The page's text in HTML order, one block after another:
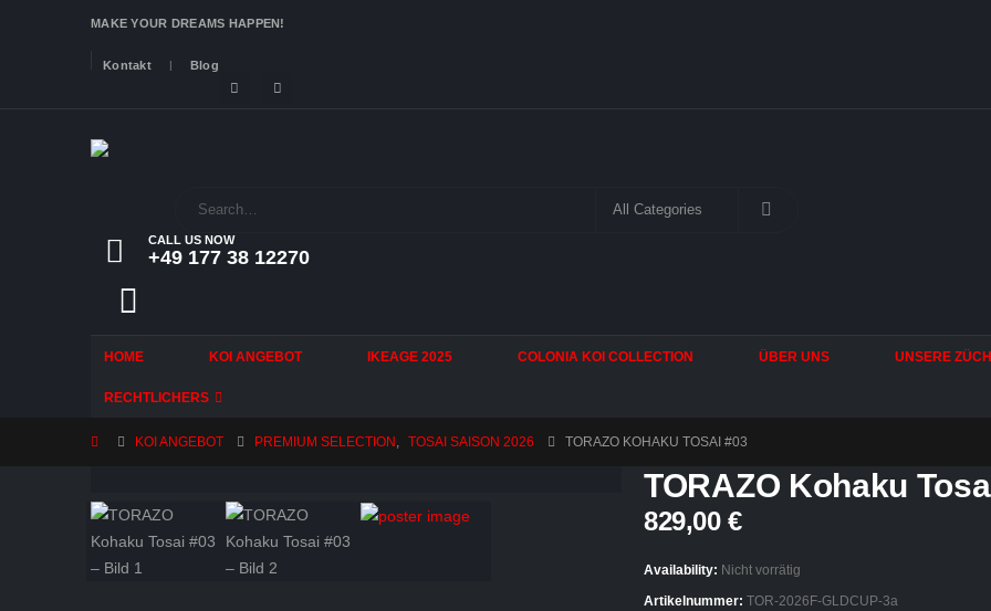
MAKE YOUR DREAMS HAPPEN!
Kontakt Blog
CALL US NOW
+49 177 38 12270
HOME KOI ANGEBOT IKEAGE 2025 COLONIA KOI COLLECTION ÜBER UNS UNSERE
RECHTLICHERS
KOI ANGEBOT PREMIUM SELECTION , TOSAI SAISON 2026 TORAZO KOHAKU TOSAI #03
TORAZO Kohaku
829,00 €
Availability: Nicht vorrätig
Artikelnummer: TOR-2026F-GLDCUP-3a